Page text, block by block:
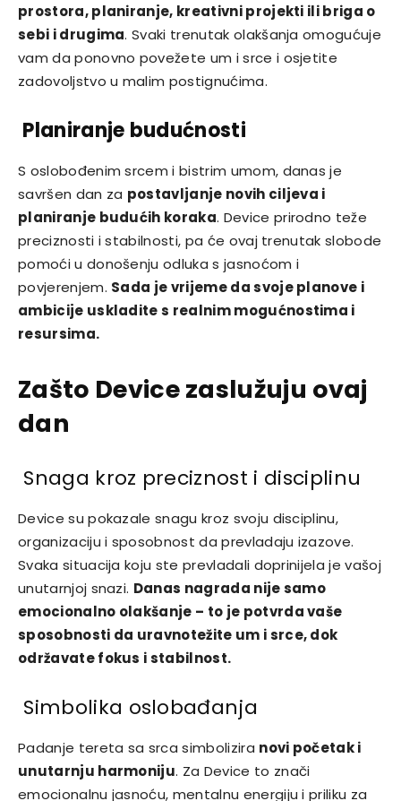
prostora, planiranje, kreativni projekti ili briga o
sebi i drugima. Svaki trenutak olakšanja omogućuje
vam da ponovno povežete um i srce i osjetite
zadovoljstvo u malim postignućima.
Planiranje budućnosti
S oslobođenim srcem i bistrim umom, danas je
savršen dan za postavljanje novih ciljeva i
planiranje budućih koraka. Device prirodno teže
preciznosti i stabilnosti, pa će ovaj trenutak slobode
pomoći u donošenju odluka s jasnoćom i
povjerenjem. Sada je vrijeme da svoje planove i
ambicije uskladite s realnim mogućnostima i
resursima.
Zašto Device zaslužuju ovaj
dan
Snaga kroz preciznost i disciplinu
Device su pokazale snagu kroz svoju disciplinu,
organizaciju i sposobnost da prevladaju izazove.
Svaka situacija koju ste prevladali doprinijela je vašoj
unutarnjoj snazi. Danas nagrada nije samo
emocionalno olakšanje – to je potvrda vaše
sposobnosti da uravnotežite um i srce, dok
održavate fokus i stabilnost.
Simbolika oslobađanja
Padanje tereta sa srca simbolizira novi početak i
unutarnju harmoniju. Za Device to znači
emocionalnu jasnoću, mentalnu energiju i priliku za